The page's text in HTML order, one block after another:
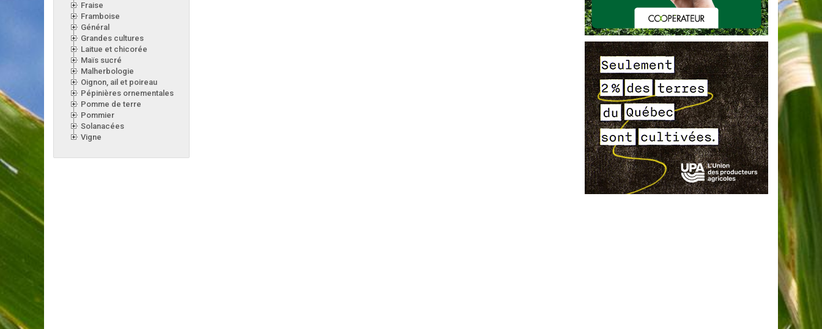
Fraise
Framboise
Général
Grandes cultures
Laitue et chicorée
Maïs sucré
Malherbologie
Oignon, ail et poireau
Pépinières ornementales
Pomme de terre
Pommier
Solanacées
Vigne